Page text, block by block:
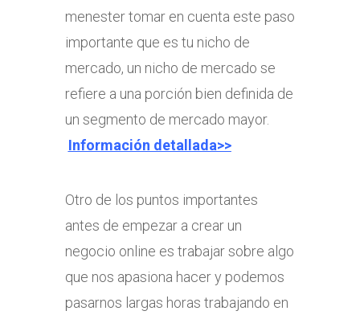
menester tomar en cuenta este paso
importante que es tu nicho de
mercado, un nicho de mercado se
refiere a una porción bien definida de
un segmento de mercado mayor.
Información detallada>>
Otro de los puntos importantes
antes de empezar a crear un
negocio online es trabajar sobre algo
que nos apasiona hacer y podemos
pasarnos largas horas trabajando en